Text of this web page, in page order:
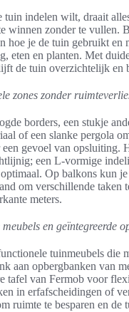
tuin indelen wilt, draait
winnen zonder te vullen.
hoe je de tuin gebruikt en
eten en planten. Met
de tuin overzichtelijk en
zones zonder
borders, een stukje
of een slanke pergola
een gevoel van opsluiting.
een L-vormige
Op balkons kun
om verschillende taken
meters.
en geïntegreerde
tuinmeubels die
aan opbergbanken van
tafel van Fermob voor
in erfafscheidingen of
ruimte te besparen en de